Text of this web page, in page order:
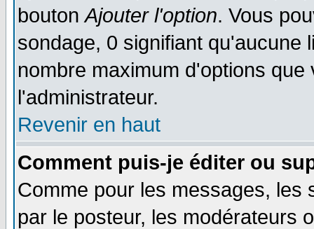
boutonAjouter l'option. Vous
sondage, 0 signifiant qu'aucune
nombre maximum d'options
l'administrateur.
Revenir en haut
Comment puis-je éditer ou
Comme pour les messages, les
par le posteur, les modérateurs